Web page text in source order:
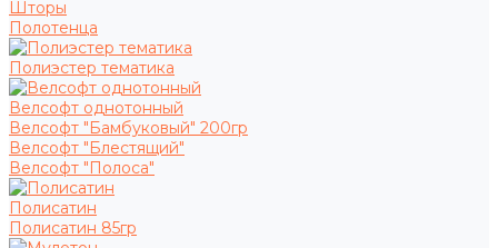
Шторы
Полотенца
Полиэстер тематика
Велсофт однотонный
Велсофт "Бамбуковый" 200гр
Велсофт "Блестящий"
Велсофт "Полоса"
Полисатин
Полисатин 85гр